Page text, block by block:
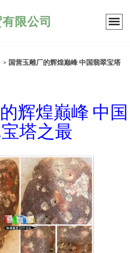
限公司
> 国营玉雕厂的辉煌巅峰 中国翡翠宝塔
辉煌巅峰 中国
塔之最